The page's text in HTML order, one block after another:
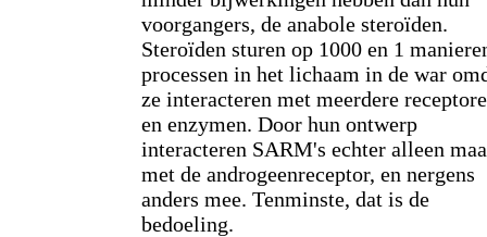
voorgangers, de anabole steroïden.
Steroïden sturen op 1000 en 1
processen in het lichaam in de war
ze interacteren met meerdere
en enzymen. Door hun ontwerp
interacteren SARM's echter alleen
met de androgeenreceptor, en nergens
anders mee. Tenminste, dat is de
bedoeling.